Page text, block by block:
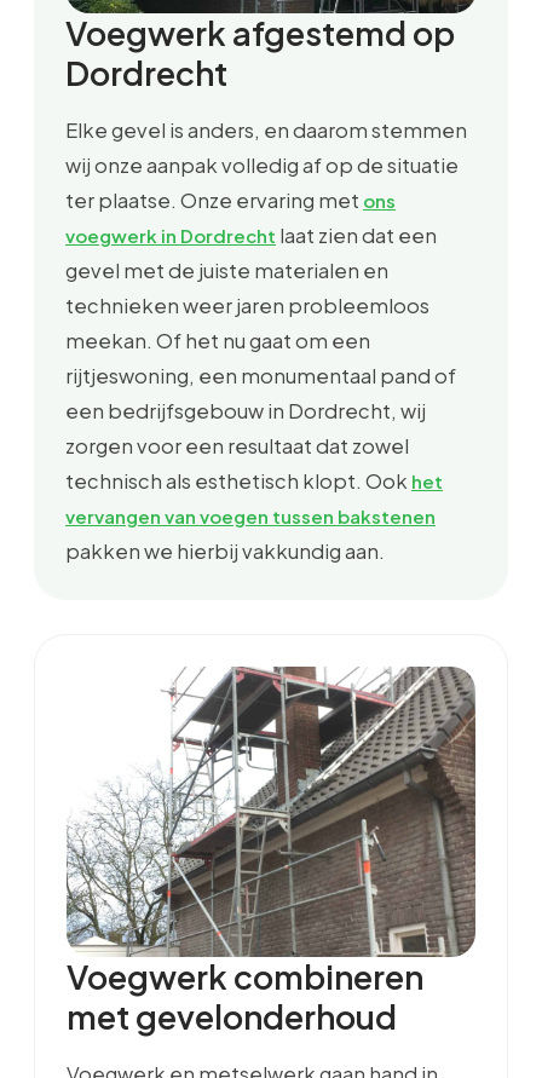
Voegwerk afgestemd op
Dordrecht
Elke gevel is anders, en daarom stemmen
wij onze aanpak volledig af op de situatie
ter plaatse. Onze ervaring met ons
voegwerk in Dordrecht laat zien dat een
gevel met de juiste materialen en
technieken weer jaren probleemloos
meekan. Of het nu gaat om een
rijtjeswoning, een monumentaal pand of
een bedrijfsgebouw in Dordrecht, wij
zorgen voor een resultaat dat zowel
technisch als esthetisch klopt. Ook het
vervangen van voegen tussen bakstenen
pakken we hierbij vakkundig aan.
Voegwerk combineren
met gevelonderhoud